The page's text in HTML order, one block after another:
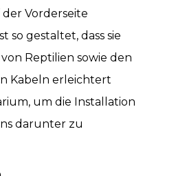
Vorderseite
so gestaltet, dass sie
Reptilien sowie den
Kabeln erleichtert
um die Installation
darunter zu